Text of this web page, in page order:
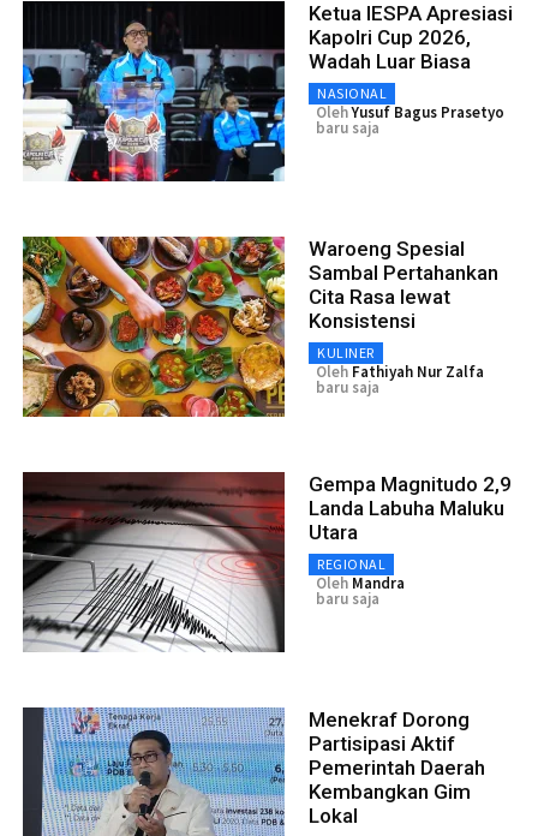
Ketua IESPA Apresiasi
Kapolri Cup 2026,
Wadah Luar Biasa
NASIONAL
OlehYusuf Bagus Prasetyo
baru saja
Waroeng Spesial
Sambal Pertahankan
Cita Rasa lewat
Konsistensi
KULINER
Oleh Fathiyah Nur Zalfa
baru saja
Gempa Magnitudo 2,9
Landa Labuha Maluku
Utara
REGIONAL
Oleh Mandra
baru saja
Menekraf Dorong
Partisipasi Aktif
Pemerintah Daerah
Kembangkan Gim
Lokal